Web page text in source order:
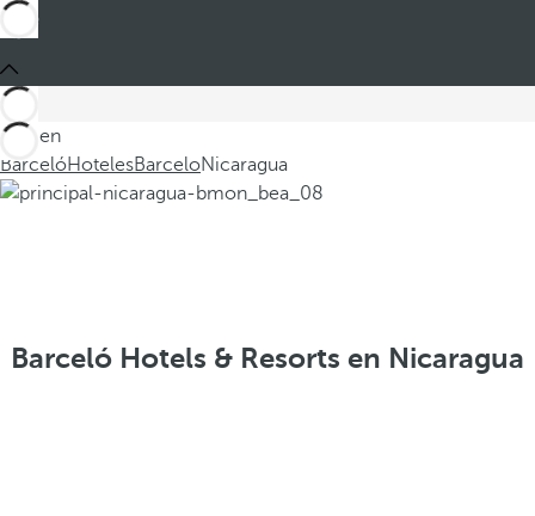
Está en
BarcelóHotelesBarceloNicaragua
Barceló Hotels & Resorts en Nicaragua